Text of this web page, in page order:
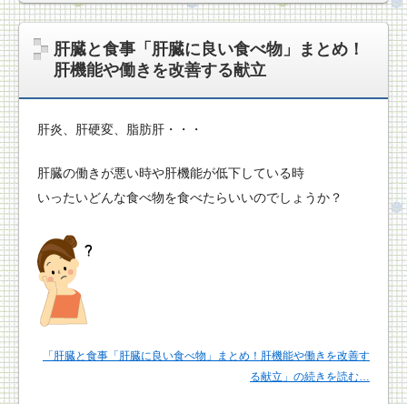
肝臓と食事「肝臓に良い食べ物」まとめ！
肝機能や働きを改善する献立
肝炎、肝硬変、脂肪肝・・・
肝臓の働きが悪い時や肝機能が低下している時
いったいどんな食べ物を食べたらいいのでしょうか？
「肝臓と食事「肝臓に良い食べ物」まとめ！肝機能や働きを改善す
る献立」の続きを読む…